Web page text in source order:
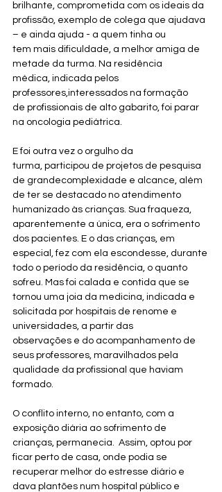
brilhante, comprometida com os ideais da
profissão, exemplo de colega que ajudava
– e ainda ajuda - a quem tinha ou
tem mais dificuldade, a melhor amiga de
metade da turma. Na residência
médica, indicada pelos
professores,interessados na formação
de profissionais de alto gabarito, foi parar
na oncologia pediátrica.
E foi outra vez o orgulho da
turma, participou de projetos de pesquisa
de grandecomplexidade e alcance, além
de ter se destacado no atendimento
humanizado às crianças. Sua fraqueza,
aparentemente a única, era o sofrimento
dos pacientes. E o das crianças, em
especial, fez com ela escondesse, durante
todo o período da residência, o quanto
sofreu. Mas foi calada e contida que se
tornou uma joia da medicina, indicada e
solicitada por hospitais de renome e
universidades, a partir das
observações e do acompanhamento de
seus professores, maravilhados pela
qualidade da profissional que haviam
formado.
O conflito interno, no entanto, com a
exposição diária ao sofrimento de
crianças, permanecia.  Assim, optou por
ficar perto de casa, onde podia se
recuperar melhor do estresse diário e
dava plantões num hospital público e